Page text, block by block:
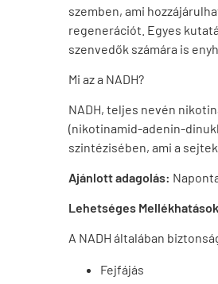
szemben, ami
regenerációt. Egyes
szenvedők számára is
Mi az a NADH?
NADH, teljes nevén
(nikotinamid-adenin-
szintézisében, ami a
Ajánlott adagolás:
Lehetséges
A NADH általában
Fejfájás